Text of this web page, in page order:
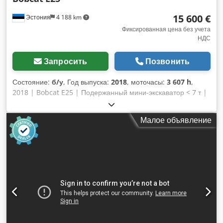
Эстония 4 188 km 15 600 €
Фиксированная цена без учета
НДС
Запросить Позвонить
Состояние: б/у, Год выпуска: 2018, моточасы: 3 607 h,
2018 | Bobcat E25 | Подержанный мини-экскаватор < 7 т |
3607 моточасов 📍Местонахождение: Эстония 🚛 Возможна
доставка в указанное вами место – воспользуйтесь нашим
калькулятором для расчета стоимости транспортировки!
Dcsdpfx Afjzkuuuevek 💰 Купите сейчас за 15 600 евро или
предложите свою цену. Возможна оплата при доставке за
Комментарий инспектора: Состояние: 7/10. 📄 Хотите
ознакомиться с полным отчетом о проверке, посмотреть
дополнительные фотографии или видео? Совет: при
Малое объявление